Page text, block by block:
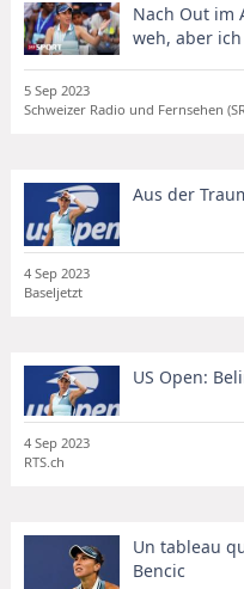
Nach Out im
weh, aber
5 Sep 2023
Schweizer Radio und Fernsehen
Aus der
4 Sep 2023
Baseljetzt
US Open:
4 Sep 2023
RTS.ch
Un tableau
Bencic